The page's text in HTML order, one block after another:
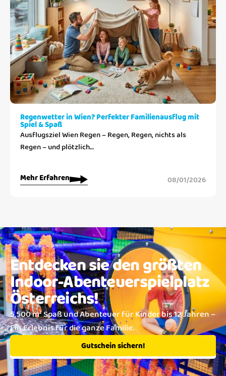
Regenwetter in Wien? Perfekter Familienausflug mit
Spiel & Spaß
Ausflugsziel Wien Regen – Regen, Regen, nichts als
Regen – und plötzlich…
Mehr Erfahren 08/01/2026
Entdecken sie den größten
Indoor-Abenteuerspielplatz
Österreichs!
5,500 m² Spaß und Abenteuer für Kinder bis 12 Jahren –
Ein Erlebnis für die ganze Familie.
Gutschein sichern!